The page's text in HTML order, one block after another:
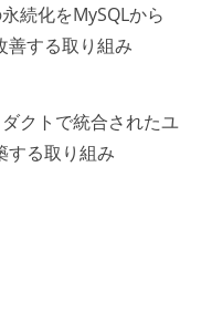
続化をMySQLから
善する取り組み
クトで統合されたユ
する取り組み